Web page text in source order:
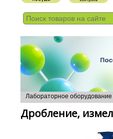
Лабораторное оборудование
Дробление,